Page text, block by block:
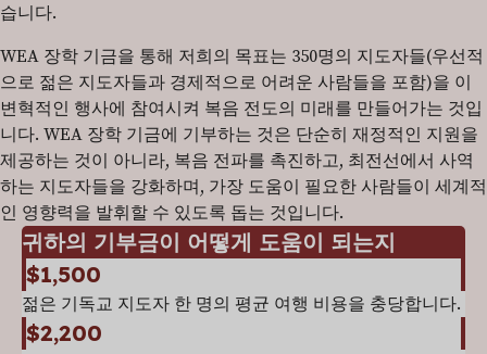
습니다.
WEA 장학 기금을 통해 저희의 목표는 350명의 지도자들(우선적
으로 젊은 지도자들과 경제적으로 어려운 사람들을 포함)을 이
변혁적인 행사에 참여시켜 복음 전도의 미래를 만들어가는 것입
니다. WEA 장학 기금에 기부하는 것은 단순히 재정적인 지원을
제공하는 것이 아니라, 복음 전파를 촉진하고, 최전선에서 사역
하는 지도자들을 강화하며, 가장 도움이 필요한 사람들이 세계적
인 영향력을 발휘할 수 있도록 돕는 것입니다.
귀하의 기부금이 어떻게 도움이 되는지
$1,500
젊은 기독교 지도자 한 명의 평균 여행 비용을 충당합니다.
$2,200